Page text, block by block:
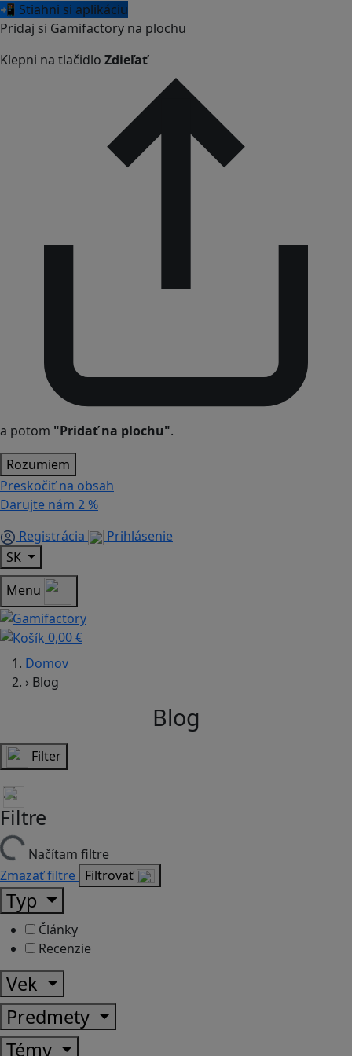
📲 Stiahni si aplikáciu
Pridaj si Gamifactory na plochu
Klepni na tlačidlo Zdieľať
a potom "Pridať na plochu".
Rozumiem
Preskočiť na obsah
Darujte nám 2 %
Registrácia
Prihlásenie
SK
Menu
0,00 €
Domov
› Blog
Blog
Filter
Filtre
Načítam filtre
Zmazať filtre Filtrovať
Typ
Články
Recenzie
Vek
Predmety
Témy